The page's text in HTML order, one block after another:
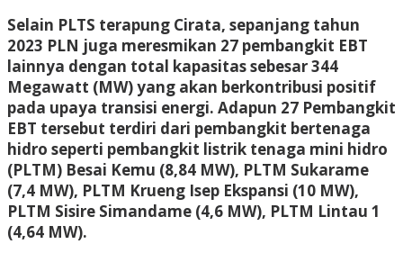
Selain PLTS terapung Cirata, sepanjang tahun
2023 PLN juga meresmikan 27 pembangkit EBT
lainnya dengan total kapasitas sebesar 344
Megawatt (MW) yang akan berkontribusi positif
pada upaya transisi energi. Adapun 27 Pembangkit
EBT tersebut terdiri dari pembangkit bertenaga
hidro seperti pembangkit listrik tenaga mini hidro
(PLTM) Besai Kemu (8,84 MW), PLTM Sukarame
(7,4 MW), PLTM Krueng Isep Ekspansi (10 MW),
PLTM Sisire Simandame (4,6 MW), PLTM Lintau 1
(4,64 MW).